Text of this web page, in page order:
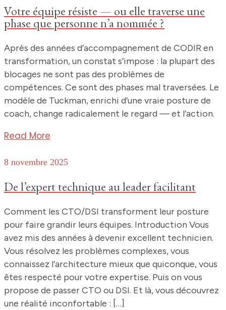
Votre équipe résiste — ou elle traverse une
phase que personne n’a nommée ?
Après des années d’accompagnement de CODIR en
transformation, un constat s’impose : la plupart des
blocages ne sont pas des problèmes de
compétences. Ce sont des phases mal traversées. Le
modèle de Tuckman, enrichi d’une vraie posture de
coach, change radicalement le regard — et l’action.
Read More
8 novembre 2025
De l’expert technique au leader facilitant
Comment les CTO/DSI transforment leur posture
pour faire grandir leurs équipes. Introduction Vous
avez mis des années à devenir excellent technicien.
Vous résolvez les problèmes complexes, vous
connaissez l’architecture mieux que quiconque, vous
êtes respecté pour votre expertise. Puis on vous
propose de passer CTO ou DSI. Et là, vous découvrez
une réalité inconfortable : […]